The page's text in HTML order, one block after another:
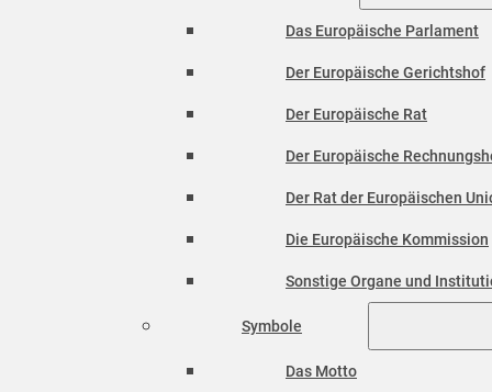
Das Europäische Parlament
Der Europäische Gerichtshof
Der Europäische Rat
Der Europäische
Der Rat der Europäischen
Die Europäische Kommission
Sonstige Organe und
Symbole
Das Motto